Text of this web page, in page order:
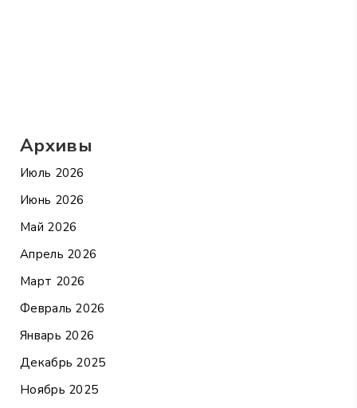
Архивы
Июль 2026
Июнь 2026
Май 2026
Апрель 2026
Март 2026
Февраль 2026
Январь 2026
Декабрь 2025
Ноябрь 2025